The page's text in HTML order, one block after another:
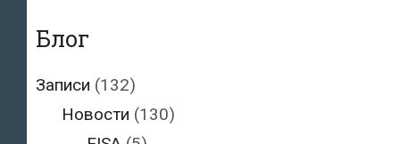
Блог
Записи (132)
Новости (130)